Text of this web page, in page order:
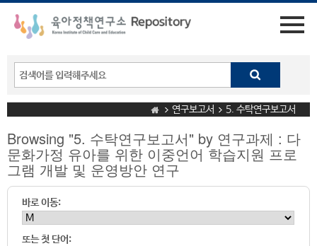
연구보고서 5. 수탁연구보고서
Browsing "5. 수탁연구보고서" by 연구과제 : 다
문화가정 유아를 위한 이중언어 학습지원 프로
그램 개발 및 운영방안 연구
바로 이동:
또는 첫 단어: